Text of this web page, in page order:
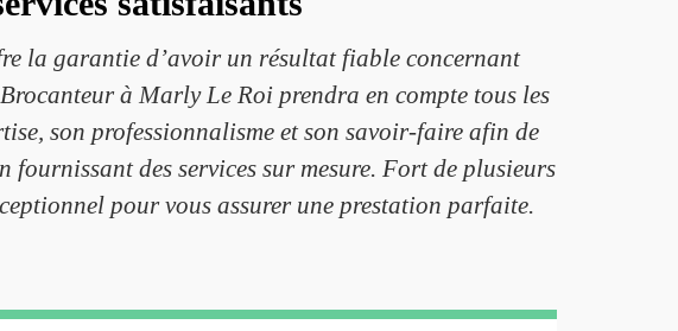
la garantie d’avoir un résultat fiable concernant
à Marly Le Roi prendra en compte tous les
son professionnalisme et son savoir-faire afin de
des services sur mesure. Fort de plusieurs
pour vous assurer une prestation parfaite.